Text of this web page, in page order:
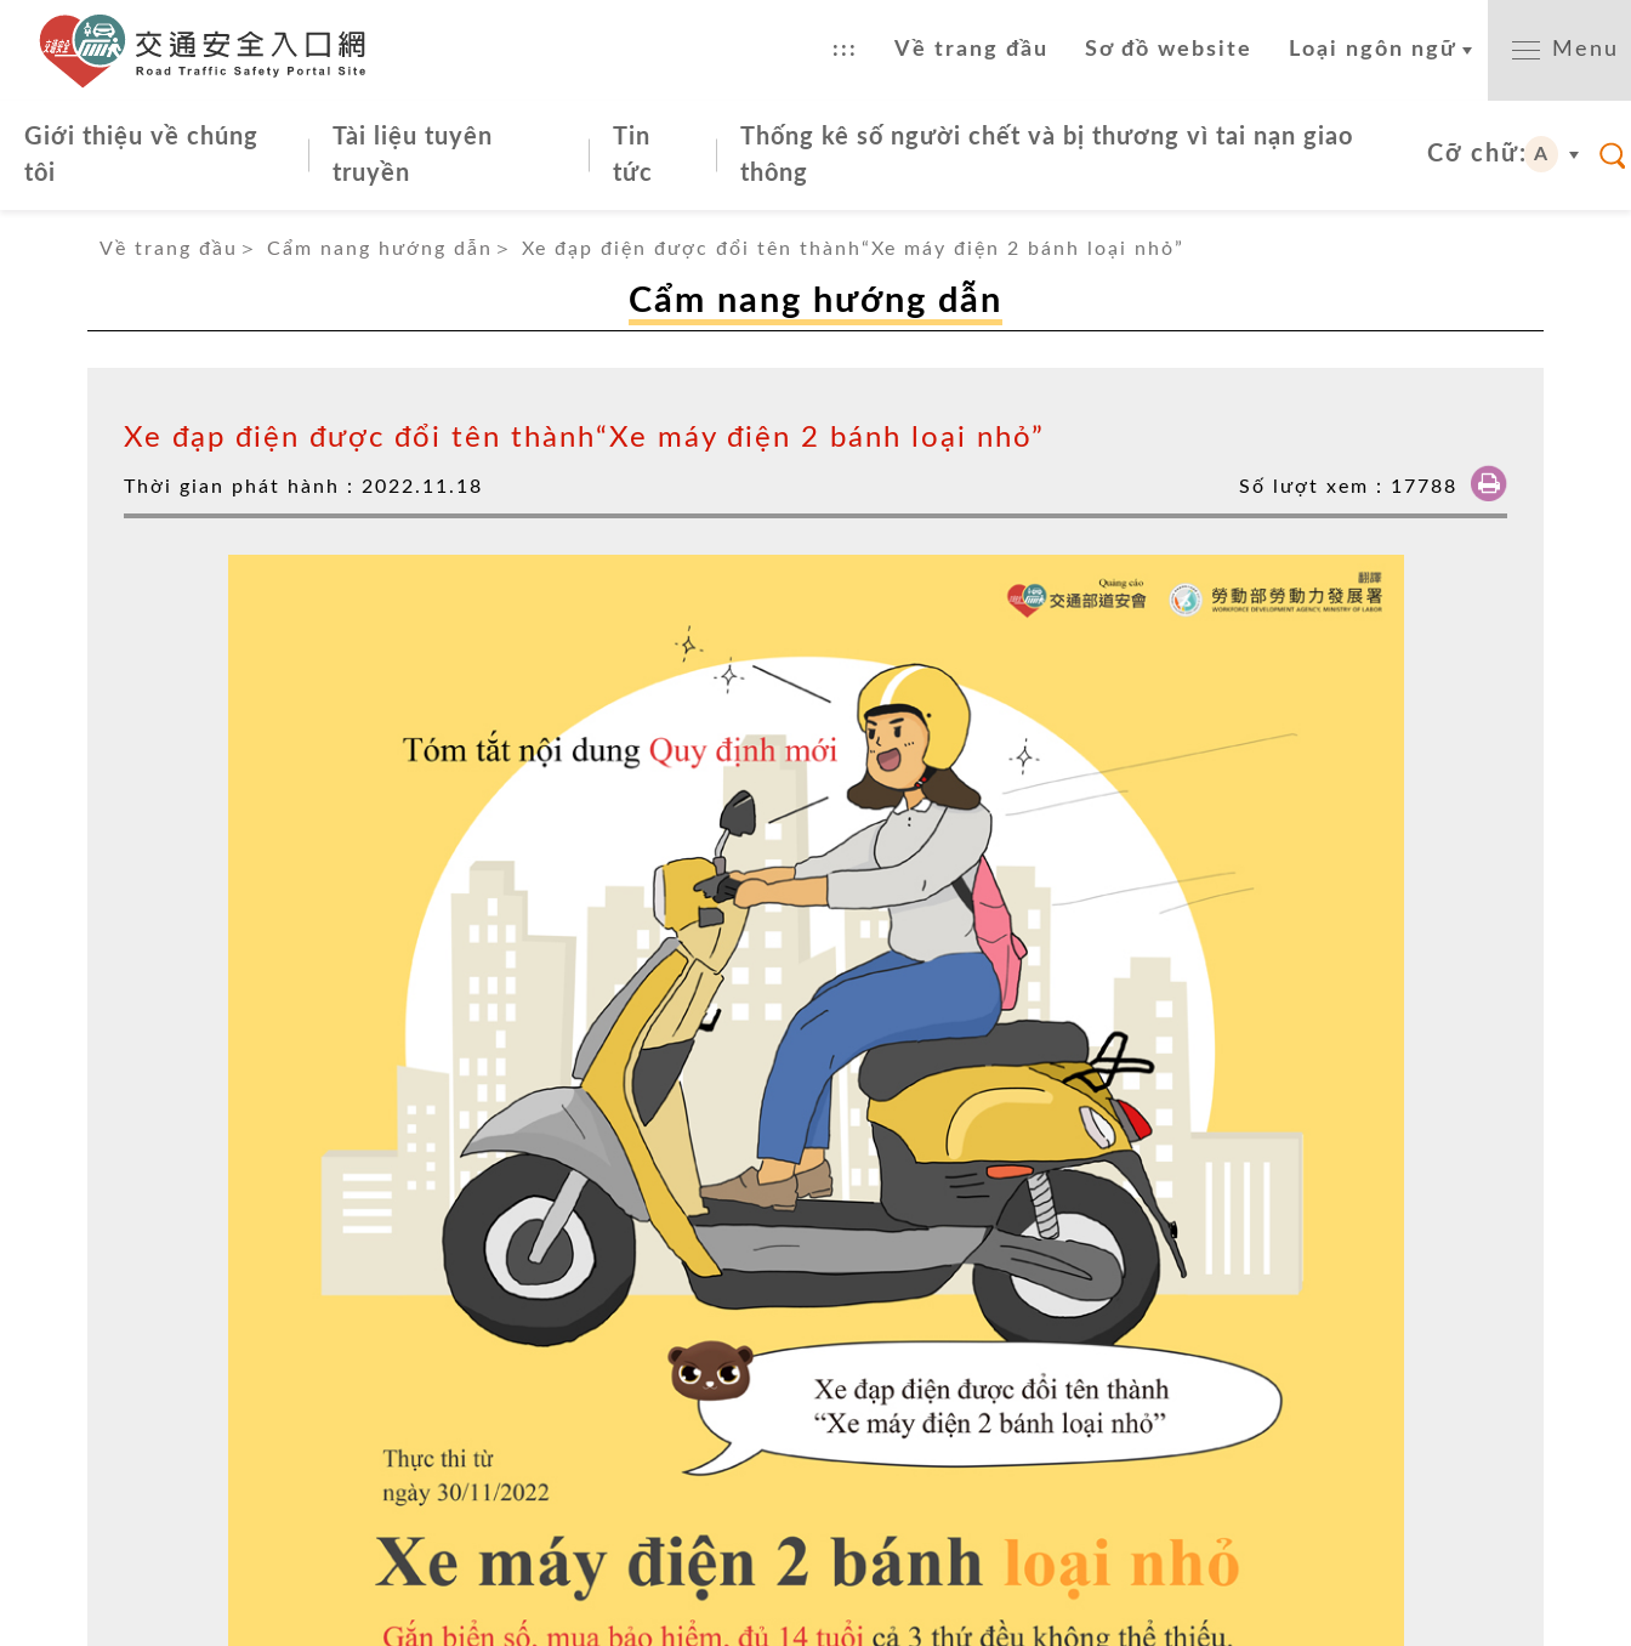
::: Về trang đầu Sơ đồ website Loại ngôn ngữ Menu
Giới thiệu về chúng
tôi
Tài liệu tuyên
truyền
Tin
tức
Thống kê số người chết và bị thương vì tai nạn giao
thông
Cỡ chữ: A
Về trang đầu ＞ Cẩm nang hướng dẫn ＞ Xe đạp điện được đổi tên thành“Xe máy điện 2 bánh loại nhỏ”
Cẩm nang hướng dẫn
Xe đạp điện được đổi tên thành“Xe máy điện 2 bánh loại nhỏ”
Thời gian phát hành： 2022.11.18 Số lượt xem： 17788